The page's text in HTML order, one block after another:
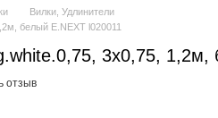
Вилки, Удлинители
белый E.NEXT l020011
3х0,75, 1,2м,
отзыв